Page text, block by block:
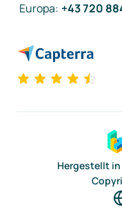
Europa: +43 720
Hergestellt in